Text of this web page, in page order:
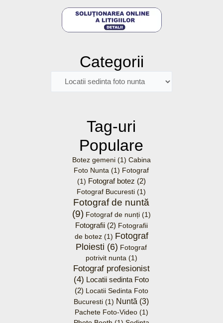
Categorii
Tag-uri
Populare
Botez gemeni(1) Cabina
Foto Nunta (1) Fotograf
(1) Fotograf botez (2)
Fotograf Bucuresti (1)
Fotograf de nuntă
(9) Fotograf de nunți(1)
Fotografii(2) Fotografii
de botez(1) Fotograf
Ploiesti (6) Fotograf
potrivit nunta(1)
Fotograf profesionist
(4) Locatii sedinta Foto
(2) Locatii Sedinta Foto
Bucuresti (1) Nuntă (3)
Pachete Foto-Video(1)